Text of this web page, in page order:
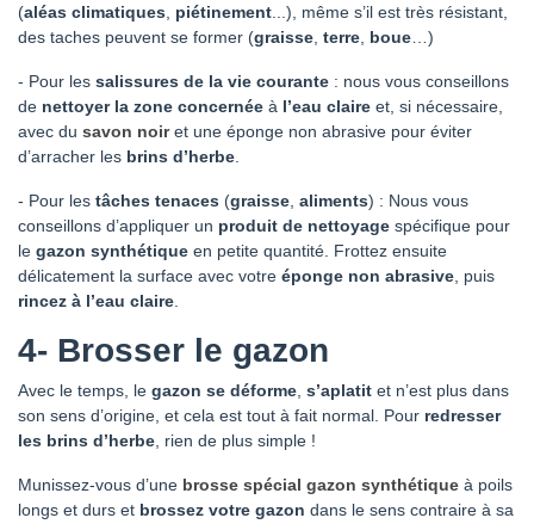
(aléas climatiques piétinement ...), même s’il est très résistant,
des taches peuvent se former (graisse terre boue …)
- Pour les salissures de la vie courante : nous vous conseillons
de nettoyer la zone concernée à l’eau claire et, si nécessaire,
avec du savon noiret une éponge non abrasive pour éviter
d’arracher les brins d’herbe
- Pour les tâches tenaces (graisse aliments) : Nous vous
conseillons d’appliquer un produit de nettoyage spécifique pour
le gazon synthétique en petite quantité. Frottez ensuite
délicatement la surface avec votre éponge non abrasive , puis
rincez à l’eau claire
4- Brosser le gazon
Avec le temps, le gazon se déforme s’aplatit et n’est plus dans
son sens d’origine, et cela est tout à fait normal. Pour redresser
les brins d’herbe , rien de plus simple !
Munissez-vous d’une brosse spécial gazon synthétique à poils
longs et durs et brossez votre gazon dans le sens contraire à sa